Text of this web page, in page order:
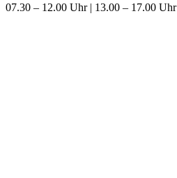
07.30 – 12.00 Uhr | 13.00 – 17.00 Uhr